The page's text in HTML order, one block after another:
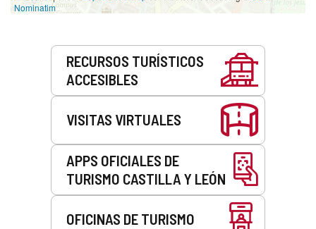
Nominatim
RECURSOS TURÍSTICOS
ACCESIBLES
VISITAS VIRTUALES
APPS OFICIALES DE
TURISMO CASTILLA Y LEÓN
OFICINAS DE TURISMO